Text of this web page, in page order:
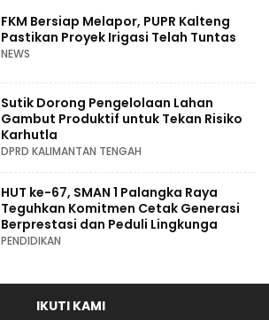
FKM Bersiap Melapor, PUPR Kalteng
Pastikan Proyek Irigasi Telah Tuntas
NEWS
Sutik Dorong Pengelolaan Lahan
Gambut Produktif untuk Tekan Risiko
Karhutla
DPRD KALIMANTAN TENGAH
HUT ke-67, SMAN 1 Palangka Raya
Teguhkan Komitmen Cetak Generasi
Berprestasi dan Peduli Lingkunga
PENDIDIKAN
IKUTI KAMI